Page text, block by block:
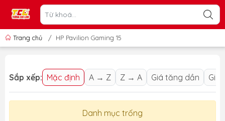
Trang chủ / HP Pavilion Gaming 15
Sắp xếp: Mặc định A → Z Z → A Giá tăng dần Giá
Danh mục trống